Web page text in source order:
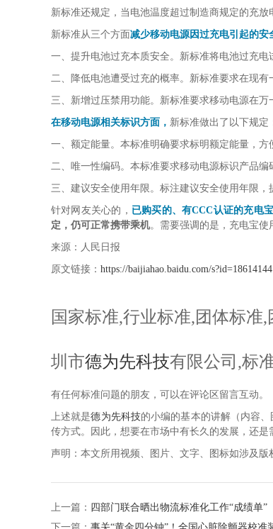
新标准还规定，当电池温度超过制造商规定的充
新标准从三个方面减少移动电源因过充电引起的安
一、 提升电池过充本质安全。新标准将电池过充电
二、降低电池遭受过充的概率。新标准要求在现
三、 新增过压禁用功能。新标准要求移动电源在万
在移动电源相关标识方面， 新标准做出了以下规定
一、额定能量。本标准明确要求标明额定能量，方
二、唯一性编码。本标准要求移动电源标识产品
三、建议安全使用年限。标注建议安全使用年限
针对网友关心的， 已购买的、有CCC认证的充电
定，仍可正常携带乘机。需要强调的是，充电宝使
来源：人民日报
原文链接： https://baijiahao.baidu.com/
国家标准,行业标准,团体标准
圳市德为先科技有限公司,标
有任何标准问题的朋友，可以在评论区留言互动。
上述就是德为先科技的小编的基本的讲解（内容
传方式。因此，想要在市场中有长久的发展，还是
声明：本文所用视频、图片、文字、图标如涉及
上一篇： 四部门联合晒出物流标准化工作“成绩单”